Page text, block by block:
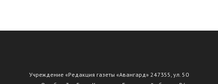
Учреждение «Редакция газеты «Авангард» 247355, ул. 50